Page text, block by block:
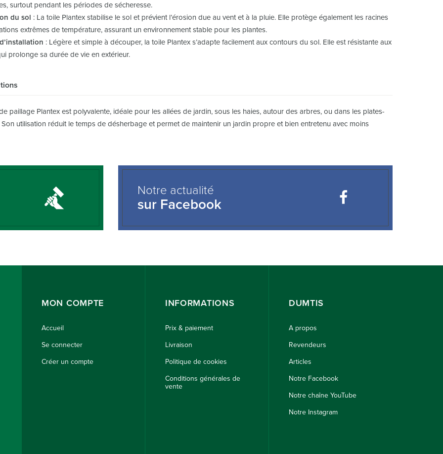
surtout pendant les périodes de sécheresse.
du sol : La toile Plantex stabilise le sol et prévient l’érosion due au vent et à la pluie. Elle protège également les racines
extrêmes de température, assurant un environnement stable pour les plantes.
: Légère et simple à découper, la toile Plantex s’adapte facilement aux contours du sol. Elle est résistante aux
prolonge sa durée de vie en extérieur.
paillage Plantex est polyvalente, idéale pour les allées de jardin, sous les haies, autour des arbres, ou dans les plates-
utilisation réduit le temps de désherbage et permet de maintenir un jardin propre et bien entretenu avec moins
Notre actualité
sur Facebook
MON COMPTE
Accueil
Se connecter
Créer un compte
INFORMATIONS
Prix & paiement
Livraison
Politique de cookies
Conditions générales de
vente
DUMTIS
A propos
Revendeurs
Articles
Notre Facebook
Notre chaîne YouTube
Notre Instagram